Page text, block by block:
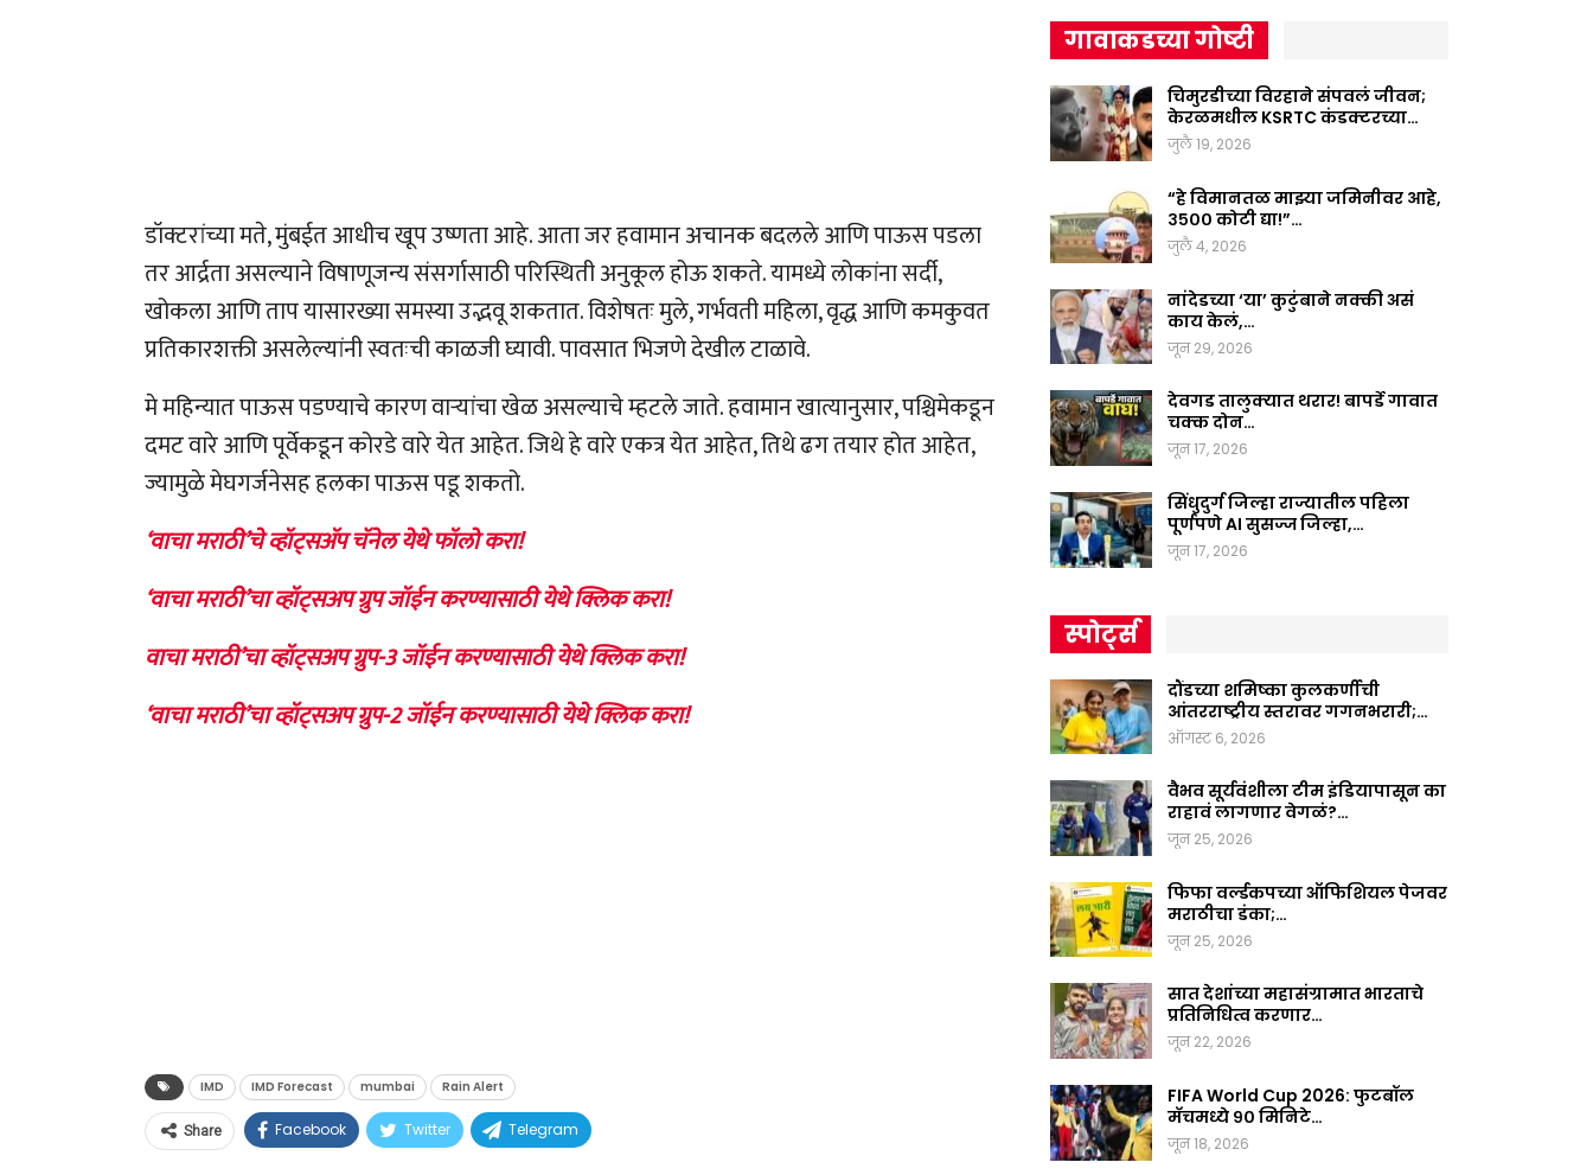
डॉक्टरांच्या मते, मुंबईत आधीच खूप उष्णता आहे. आता जर हवामान अचानक बदलले आणि पाऊस पडला
तर आर्द्रता असल्याने विषाणूजन्य संसर्गासाठी परिस्थिती अनुकूल होऊ शकते. यामध्ये लोकांना सर्दी,
खोकला आणि ताप यासारख्या समस्या उद्भवू शकतात. विशेषतः मुले, गर्भवती महिला, वृद्ध आणि कमकुवत
प्रतिकारशक्ती असलेल्यांनी स्वतःची काळजी घ्यावी. पावसात भिजणे देखील टाळावे.
मे महिन्यात पाऊस पडण्याचे कारण वाऱ्यांचा खेळ असल्याचे म्हटले जाते. हवामान खात्यानुसार, पश्चिमेकडून
दमट वारे आणि पूर्वेकडून कोरडे वारे येत आहेत. जिथे हे वारे एकत्र येत आहेत, तिथे ढग तयार होत आहेत,
ज्यामुळे मेघगर्जनेसह हलका पाऊस पडू शकतो.
‘वाचा मराठी’चे व्हॉट्सॲप चॅनेल येथे फॉलो करा!
‘वाचा मराठी’चा व्हॉट्सअप ग्रुप जॉईन करण्यासाठी येथे क्लिक करा!
वाचा मराठी’चा व्हॉट्सअप ग्रुप-3 जॉईन करण्यासाठी येथे क्लिक करा!
‘वाचा मराठी’चा व्हॉट्सअप ग्रुप-2 जॉईन करण्यासाठी येथे क्लिक करा!
IMD IMD Forecast mumbai Rain Alert
Share Facebook Twitter Telegram
गावाकडच्या गोष्टी
चिमुरडीच्या विरहाने संपवलं जीवन;
केरळमधील KSRTC कंडक्टरच्या…
जुलै 19, 2026
“हे विमानतळ माझ्या जमिनीवर आहे,
३५०० कोटी द्या!”…
जुलै 4, 2026
नांदेडच्या ‘या’ कुटुंबाने नक्की असं
काय केलं,…
जून 29, 2026
देवगड तालुक्यात थरार! बापर्डे गावात
चक्क दोन…
जून 17, 2026
सिंधुदुर्ग जिल्हा राज्यातील पहिला
पूर्णपणे AI सुसज्ज जिल्हा,…
जून 17, 2026
स्पोर्ट्स
दौंडच्या शमिष्का कुलकर्णीची
आंतरराष्ट्रीय स्तरावर गगनभरारी;…
ऑगस्ट 6, 2026
वैभव सूर्यवंशीला टीम इंडियापासून का
राहावं लागणार वेगळं?…
जून 25, 2026
फिफा वर्ल्डकपच्या ऑफिशियल पेजवर
मराठीचा डंका;…
जून 25, 2026
सात देशांच्या महासंग्रामात भारताचे
प्रतिनिधित्व करणार…
जून 22, 2026
FIFA World Cup 2026: फुटबॉल
मॅचमध्ये ९० मिनिटे…
जून 18, 2026